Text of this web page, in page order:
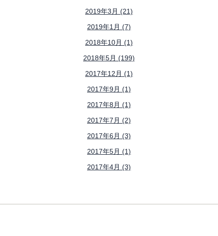
2019年3月 (21)
2019年1月 (7)
2018年10月 (1)
2018年5月 (199)
2017年12月 (1)
2017年9月 (1)
2017年8月 (1)
2017年7月 (2)
2017年6月 (3)
2017年5月 (1)
2017年4月 (3)